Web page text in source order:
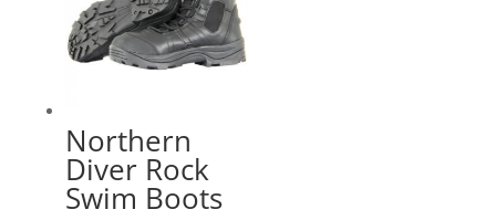
Northern
Diver Rock
Swim Boots